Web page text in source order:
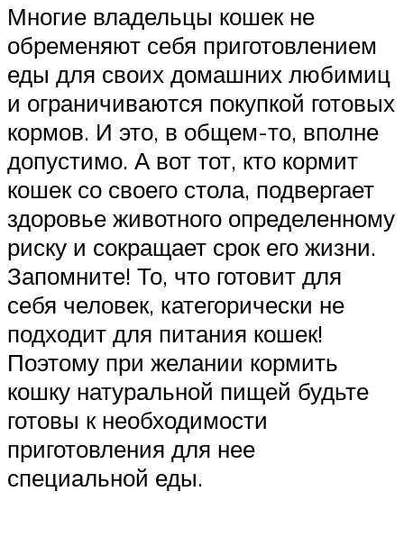
Многие владельцы кошек не
обременяют себя приготовлением
еды для своих домашних любимиц
и ограничиваются покупкой готовых
кормов. И это, в общем-то, вполне
допустимо. А вот тот, кто кормит
кошек со своего стола, подвергает
здоровье животного определенному
риску и сокращает срок его жизни.
Запомните! То, что готовит для
себя человек, категорически не
подходит для питания кошек!
Поэтому при желании кормить
кошку натуральной пищей будьте
готовы к необходимости
приготовления для нее
специальной еды.